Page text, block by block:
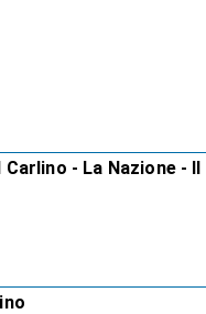
- La Nazione - Il